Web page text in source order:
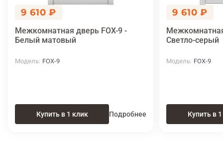
9 610 ₽
Межкомнатная дверь FOX-9 -
Белый матовый
Модель FOX-9
Купить в 1 клик Подробнее
9 610 ₽
Светло-серый
Модель FOX-9
Купить в